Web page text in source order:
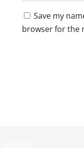
Save my
browser for the